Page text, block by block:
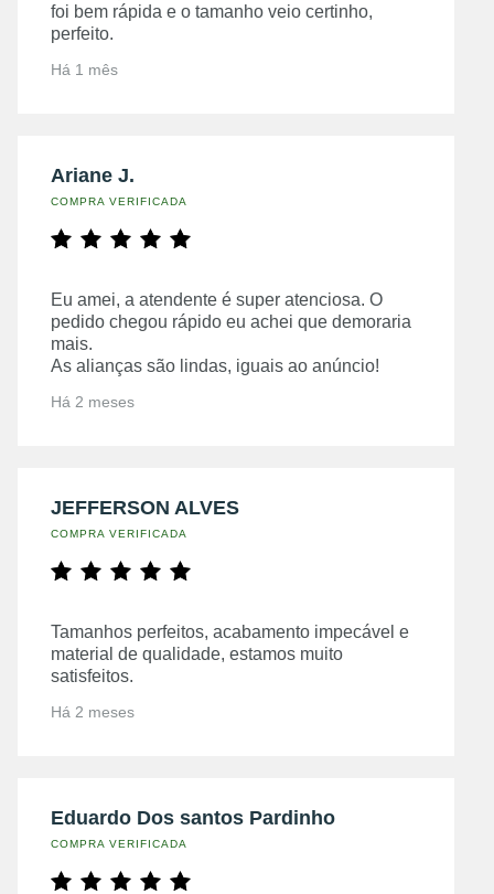
foi bem rápida e o tamanho veio certinho,
perfeito.
Há 1 mês
Ariane J.
COMPRA VERIFICADA
Eu amei, a atendente é super atenciosa. O
pedido chegou rápido eu achei que demoraria
mais.
As alianças são lindas, iguais ao anúncio!
Há 2 meses
JEFFERSON ALVES
COMPRA VERIFICADA
Tamanhos perfeitos, acabamento impecável e
material de qualidade, estamos muito
satisfeitos.
Há 2 meses
Eduardo Dos santos Pardinho
COMPRA VERIFICADA